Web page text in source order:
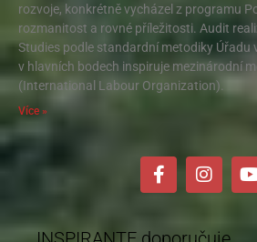
rozvoje, konkrétně vycházel z programu
rozmanitost a rovné příležitosti. Audit
Studies podle standardní metodiky Úřadu
v hlavních bodech inspiruje mezinárodní
(International Labour Organization).
Více »